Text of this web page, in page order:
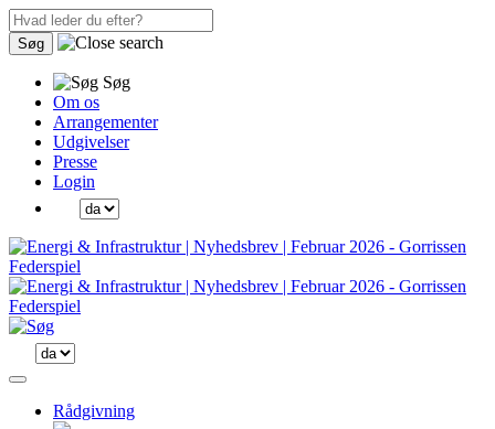
Søg
Søg
Om os
Arrangementer
Udgivelser
Presse
Login
Rådgivning